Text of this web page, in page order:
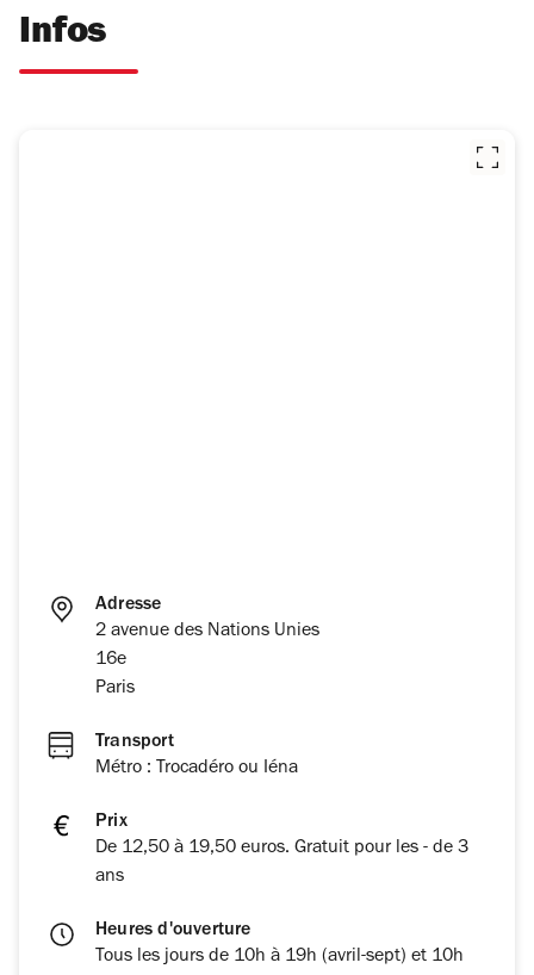
Infos
Adresse
2 avenue des Nations Unies
16e
Paris
Transport
Métro : Trocadéro ou Iéna
Prix
De 12,50 à 19,50 euros. Gratuit pour les - de 3
ans
Heures d'ouverture
Tous les jours de 10h à 19h (avril-sept) et 10h